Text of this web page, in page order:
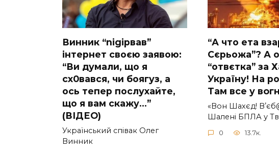
Винник “nіgірвав”
інтернет своєю заявою:
“Ви думали, що я
сх0вався, чи боягуз, а
ось тепер послухайте,
що я вам скажу…”
(ВІДЕО)
Укpaїнcький cпiвaк Oлeг
Винник
“А что ета
Сєрьожа”? А
“отвєтка” за
Україну! На
Там вcе у
«Вон Шахєд!
Шалені БПЛА у
0 13.7к.